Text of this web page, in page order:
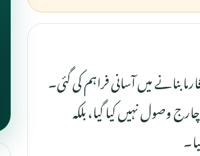
بنانے میں آسانی فراہم کی گئی۔
وصول نہیں کیا گیا، بلکہ